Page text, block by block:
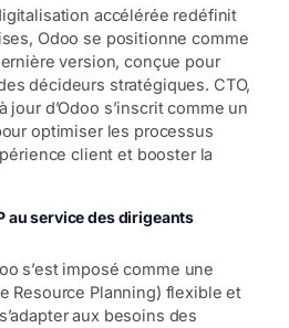
accélérée redéfinit
Odoo se positionne comme
version, conçue pour
décideurs stratégiques. CTO,
jour d’Odoo s’inscrit comme un
optimiser les processus
client et booster la
au service des dirigeants
s’est imposé comme une
Resource Planning) flexible et
aux besoins des